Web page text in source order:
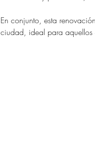
En conjunto, esta
ciudad, ideal para